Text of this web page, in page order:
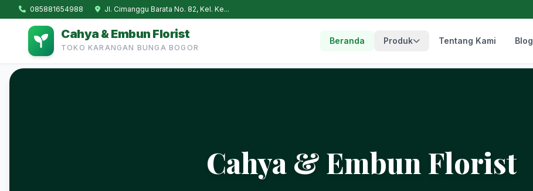
085881654988 Jl. Cimanggu Barata No. 82, Kel. Ke...
Cahya & Embun Florist
TOKO KARANGAN BUNGA BOGOR
Beranda Produk Tentang Kami Blog
Cahya & Embun Florist